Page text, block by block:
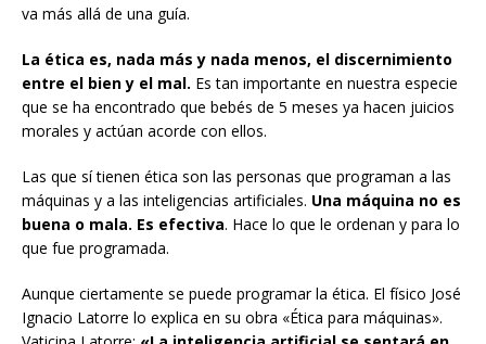
va más allá de una guía.
La ética es, nada más y nada menos, el discernimiento
entre el bien y el mal. Es tan importante en nuestra especie
que se ha encontrado que bebés de 5 meses ya hacen juicios
morales y actúan acorde con ellos.
Las que sí tienen ética son las personas que programan a las
máquinas y a las inteligencias artificiales. Una máquina no es
buena o mala. Es efectiva. Hace lo que le ordenan y para lo
que fue programada.
Aunque ciertamente se puede programar la ética. El físico José
Ignacio Latorre lo explica en su obra «Ética para máquinas».